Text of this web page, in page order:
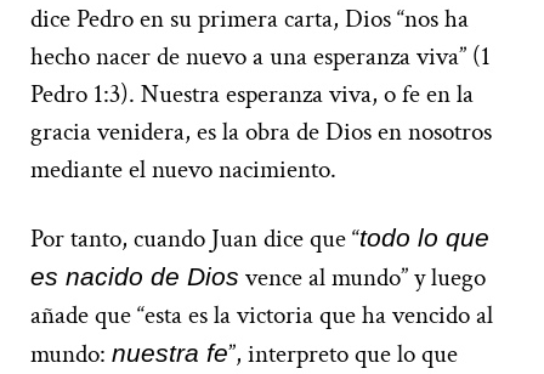
dice Pedro en su primera carta, Dios “nos ha
hecho nacer de nuevo a una esperanza viva” (1
Pedro 1:3). Nuestra esperanza viva, o fe en la
gracia venidera, es la obra de Dios en nosotros
mediante el nuevo nacimiento.
Por tanto, cuando Juan dice que “todo lo que
es nacido de Dios vence al mundo” y luego
añade que “esta es la victoria que ha vencido al
mundo: nuestra fe”, interpreto que lo que